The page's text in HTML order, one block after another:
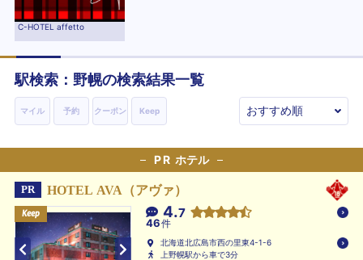
C-HOTEL affetto
駅検索： 野幌の検索結果一覧
マイル 予約 クーポン Keep
PR ホテル
PR HOTEL AVA（アヴァ）
Keep Keep 4.7
46件
北海道北広島市西の里東4-1-6
上野幌駅から車で3分